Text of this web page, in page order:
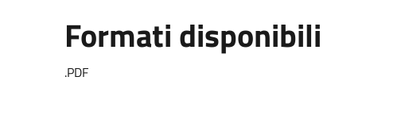
Formati disponibili
.PDF